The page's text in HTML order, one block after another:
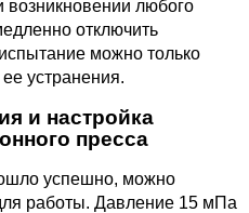
любого
отключить
можно только
устранения.
и настройка
пресса
успешно, можно
работы. Давление 15 мПа